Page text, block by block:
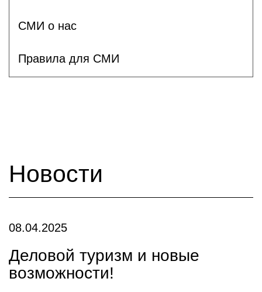
СМИ о нас
Правила для СМИ
Новости
08.04.2025
Деловой туризм и новые
возможности!